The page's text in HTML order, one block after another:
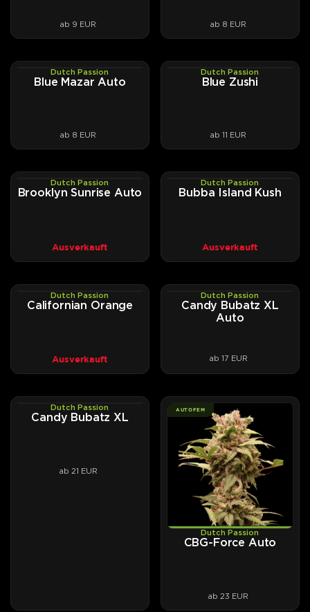
ab 9 EUR ab 8 EUR
AUTOFEMDutch Passion
Blue Mazar Auto
ab 8 EUR
PHOTOFEMDutch Passion
Blue Zushi
ab 11 EUR
AUTOFEMDutch Passion
Brooklyn Sunrise Auto
Ausverkauft
PHOTOFEMDutch Passion
Bubba Island Kush
Ausverkauft
PHOTOFEMDutch Passion
Californian Orange
Ausverkauft
AUTOFEMDutch Passion
Candy Bubatz XL
Auto
ab 17 EUR
PHOTOFEMDutch Passion
Candy Bubatz XL
ab 21 EUR
AUTOFEM
Dutch Passion
CBG-Force Auto
ab 23 EUR